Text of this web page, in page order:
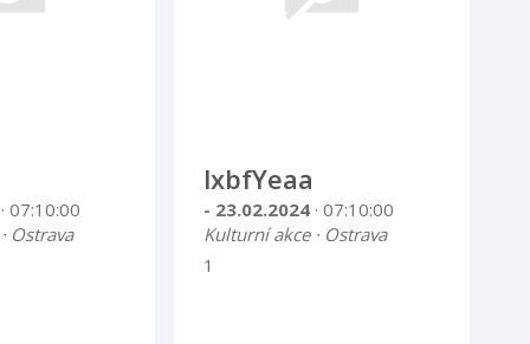
· 07:10:00
Ostrava
lxbfYeaa
- 23.02.2024 · 07:10:00
Kulturní akce · Ostrava
1